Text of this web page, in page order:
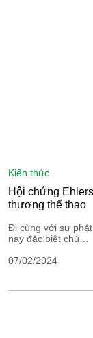
kiến thức
Hội chứng
thương thể thao
Đi cùng với sự
nay đặc biệt chú…
07/02/2024